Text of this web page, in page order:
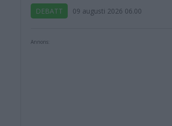
DEBATT 09 augusti 2026 06.00
Annons: